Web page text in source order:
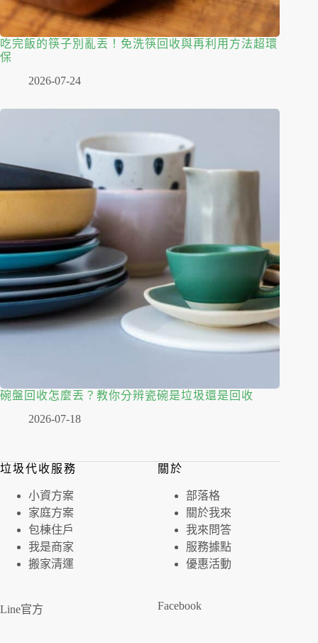
吃完飯的筷子別亂丟！免洗筷回收與再利用方法超環
保
2026-07-24
碗盤回收怎麼丟？教你分辨瓷碗是垃圾還是回收
2026-07-18
垃圾代收服務
⼩資⽅案
家庭⽅案
包棟住戶
我是商家
搬家清運
Line官方
關於
部落格
關於我來
我來問答
服務據點
優惠活動
Facebook